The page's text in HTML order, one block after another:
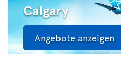
Calgary
Angebote anzeigen